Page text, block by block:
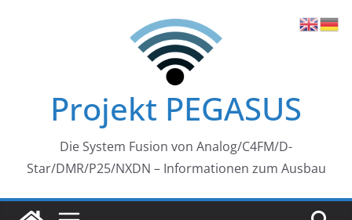
Projekt PEGASUS
Die System Fusion von Analog/C4FM/D-
Star/DMR/P25/NXDN – Informationen zum Ausbau